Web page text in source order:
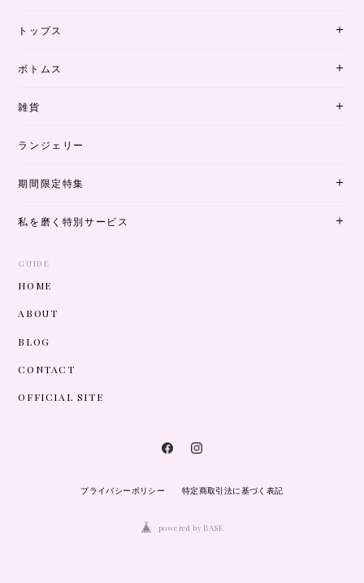
トップス
ボトムス
雑貨
ランジェリー
期間限定特集
私を磨く特別サービス
GUIDE
HOME
ABOUT
BLOG
CONTACT
OFFICIAL SITE
プライバシーポリシー 特定商取引法に基づく表記
powered by BASE